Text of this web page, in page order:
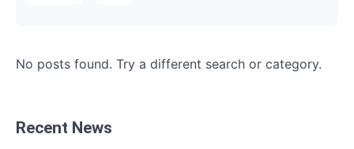
No posts found. Try a different search or category.
Recent News